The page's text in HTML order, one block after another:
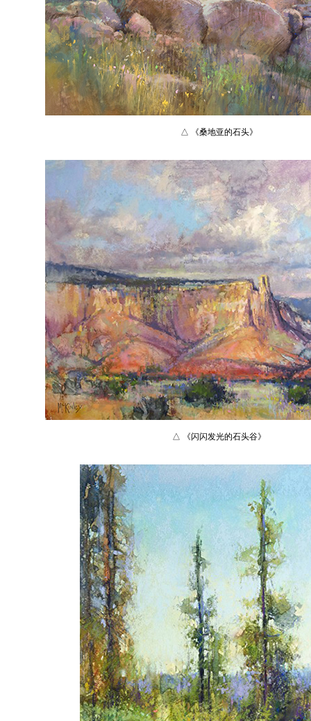
△ 《桑地亚的石头》
△ 《闪闪发光的石头谷》